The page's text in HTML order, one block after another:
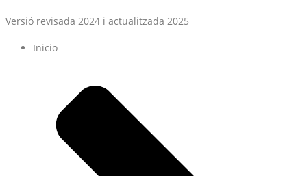
Versió revisada 2024 i actualitzada 2025
Inicio